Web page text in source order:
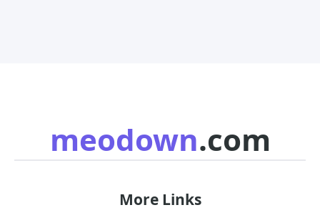
meodown.com
More Links